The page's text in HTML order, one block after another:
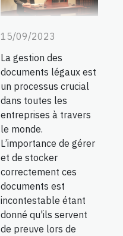
15/09/2023
La gestion des
documents légaux est
un processus crucial
dans toutes les
entreprises à travers
le monde.
L’importance de gérer
et de stocker
correctement ces
documents est
incontestable étant
donné qu'ils servent
de preuve lors de